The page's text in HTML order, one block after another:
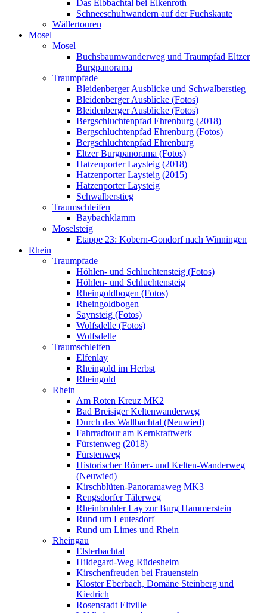
Das Elbbachtal bei Elkenroth
Schneeschuhwandern auf der Fuchskaute
Wällertouren
Mosel
Mosel
Buchsbaumwanderweg und Traumpfad Eltzer
Burgpanorama
Traumpfade
Bleidenberger Ausblicke und Schwalberstieg
Bleidenberger Ausblicke (Fotos)
Bleidenberger Ausblicke (Fotos)
Bergschluchtenpfad Ehrenburg (2018)
Bergschluchtenpfad Ehrenburg (Fotos)
Bergschluchtenpfad Ehrenburg
Eltzer Burgpanorama (Fotos)
Hatzenporter Laysteig (2018)
Hatzenporter Laysteig (2015)
Hatzenporter Laysteig
Schwalberstieg
Traumschleifen
Baybachklamm
Moselsteig
Etappe 23: Kobern-Gondorf nach Winningen
Rhein
Traumpfade
Höhlen- und Schluchtensteig (Fotos)
Höhlen- und Schluchtensteig
Rheingoldbogen (Fotos)
Rheingoldbogen
Saynsteig (Fotos)
Wolfsdelle (Fotos)
Wolfsdelle
Traumschleifen
Elfenlay
Rheingold im Herbst
Rheingold
Rhein
Am Roten Kreuz MK2
Bad Breisiger Keltenwanderweg
Durch das Wallbachtal (Neuwied)
Fahrradtour am Kernkraftwerk
Fürstenweg (2018)
Fürstenweg
Historischer Römer- und Kelten-Wanderweg
(Neuwied)
Kirschblüten-Panoramaweg MK3
Rengsdorfer Tälerweg
Rheinbrohler Lay zur Burg Hammerstein
Rund um Leutesdorf
Rund um Limes und Rhein
Rheingau
Elsterbachtal
Hildegard-Weg Rüdesheim
Kirschenfreuden bei Frauenstein
Kloster Eberbach, Domäne Steinberg und
Kiedrich
Rosenstadt Eltville